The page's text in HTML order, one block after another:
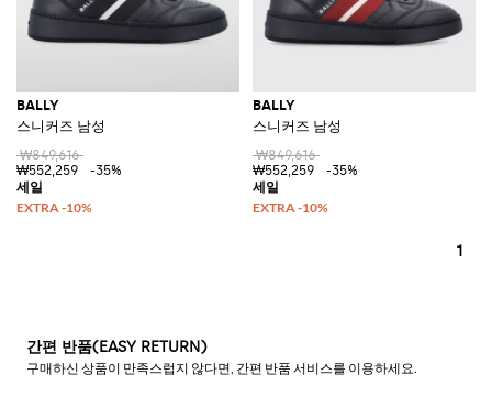
BALLY
스니커즈 남성
₩849,616
₩552,259
-35%
BALLY
스니커즈 남성
₩849,616
₩552,259
-35%
1
간편 반품(EASY RETURN)
구매하신 상품이 만족스럽지 않다면, 간편 반품 서비스를 이용하세요.